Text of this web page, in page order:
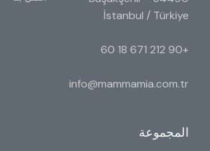
İstanbul / Türkiye
+90 212 671 18 60
info@mammamia.com.tr
المجموعة